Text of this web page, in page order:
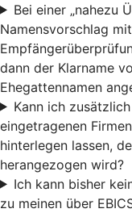
Bei einer „nahezu
Namensvorschlag
dann der Klarname
Ehegattennamen
Kann ich
eingetragenen
hinterlegen lassen,
herangezogen wird?
Ich kann bisher
zu meinen über